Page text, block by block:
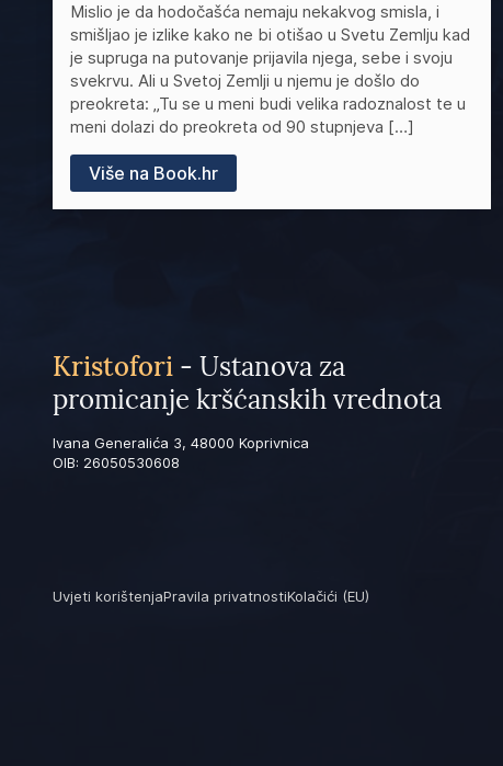
Mislio je da hodočašća nemaju nekakvog smisla, i
smišljao je izlike kako ne bi otišao u Svetu Zemlju kad
je supruga na putovanje prijavila njega, sebe i svoju
svekrvu. Ali u Svetoj Zemlji u njemu je došlo do
preokreta: „Tu se u meni budi velika radoznalost te u
meni dolazi do preokreta od 90 stupnjeva […]
Više na Book.hr
Kristofori - Ustanova za
promicanje kršćanskih vrednota
Ivana Generalića 3, 48000 Koprivnica
OIB: 26050530608
Uvjeti korištenjaPravila privatnostiKolačići (EU)